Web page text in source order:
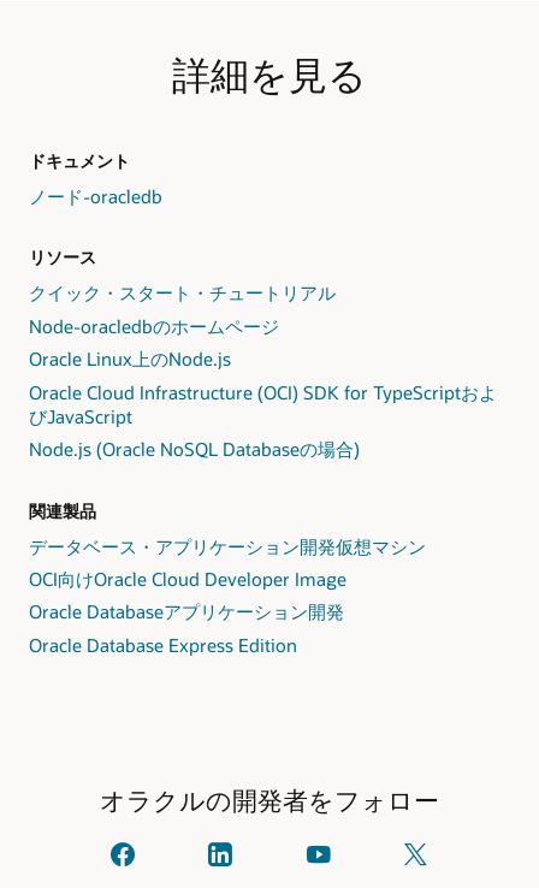
詳細を見る
ドキュメント
ノード-oracledb
リソース
クイック・スタート・チュートリアル
Node-oracledbのホームページ
Oracle Linux上のNode.js
Oracle Cloud Infrastructure (OCI) SDK for TypeScriptおよ
びJavaScript
Node.js (Oracle NoSQL Databaseの場合)
関連製品
データベース・アプリケーション開発仮想マシン
OCI向けOracle Cloud Developer Image
Oracle Databaseアプリケーション開発
Oracle Database Express Edition
オラクルの開発者をフォロー
オ linkedIn YouTube X